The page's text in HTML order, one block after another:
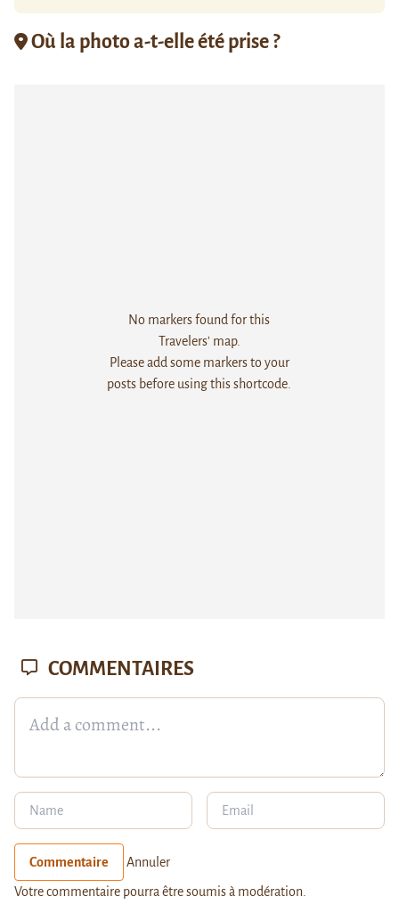
Où la photo a-t-elle été prise ?
No markers found for this
Travelers' map.
Please add some markers to your
posts before using this shortcode.
COMMENTAIRES
Commentaire Annuler
Votre commentaire pourra être soumis à modération.